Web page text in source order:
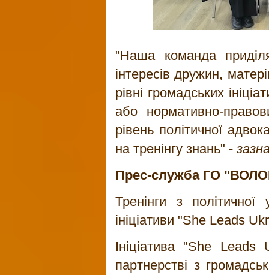
"Наша команда
інтересів дружин,
рівні громадських
або нормативно-
рівень політичної
на тренінгу знань" -
Прес-служба ГО
Тренінги з
ініціативи "She Leads
Ініціатива "She
партнерстві з